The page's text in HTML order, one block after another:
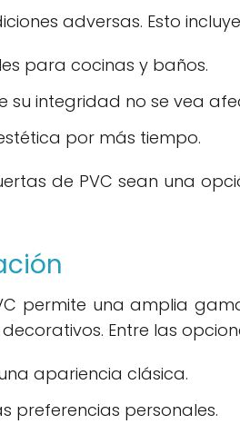
adversas. Esto
para cocinas y baños.
integridad no se vea
por más tiempo.
de PVC sean una
permite una amplia
Entre las
apariencia clásica.
preferencias personales.